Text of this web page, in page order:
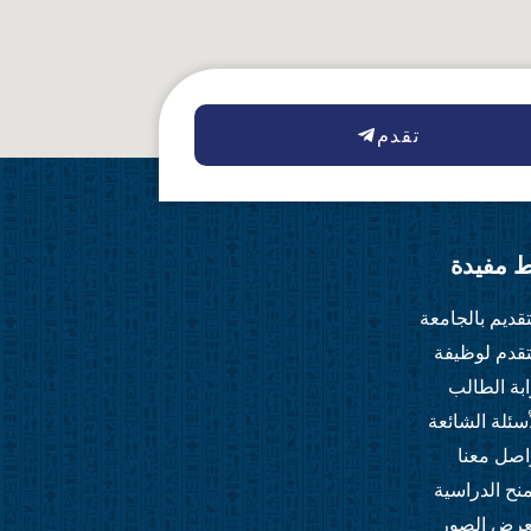
تقدم
مفيدة
بالجامعة
لوظيفة
الطالب
الشائعة
معنا
الدراسية
الصور